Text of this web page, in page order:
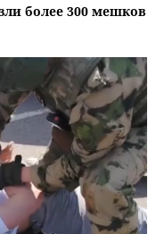
более 300 мешков